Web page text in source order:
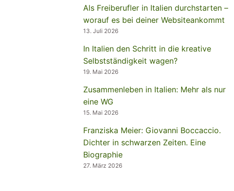
Als Freiberufler in Italien durchstarten –
worauf es bei deiner Websiteankommt
13. Juli 2026
In Italien den Schritt in die kreative
Selbstständigkeit wagen?
19. Mai 2026
Zusammenleben in Italien: Mehr als nur
eine WG
15. Mai 2026
Franziska Meier: Giovanni Boccaccio.
Dichter in schwarzen Zeiten. Eine
Biographie
27. März 2026